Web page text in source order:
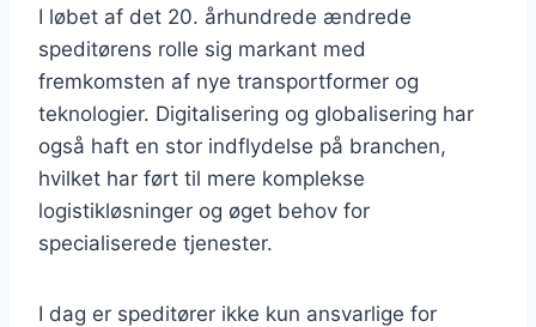
I løbet af det 20. århundrede ændrede
speditørens rolle sig markant med
fremkomsten af nye transportformer og
teknologier. Digitalisering og globalisering har
også haft en stor indflydelse på branchen,
hvilket har ført til mere komplekse
logistikløsninger og øget behov for
specialiserede tjenester.
I dag er speditører ikke kun ansvarlige for